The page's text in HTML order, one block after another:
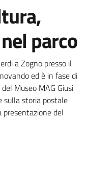
parco
a Zogno presso il
ed è in fase di
Museo MAG Giusi
sulla storia postale
presentazione del